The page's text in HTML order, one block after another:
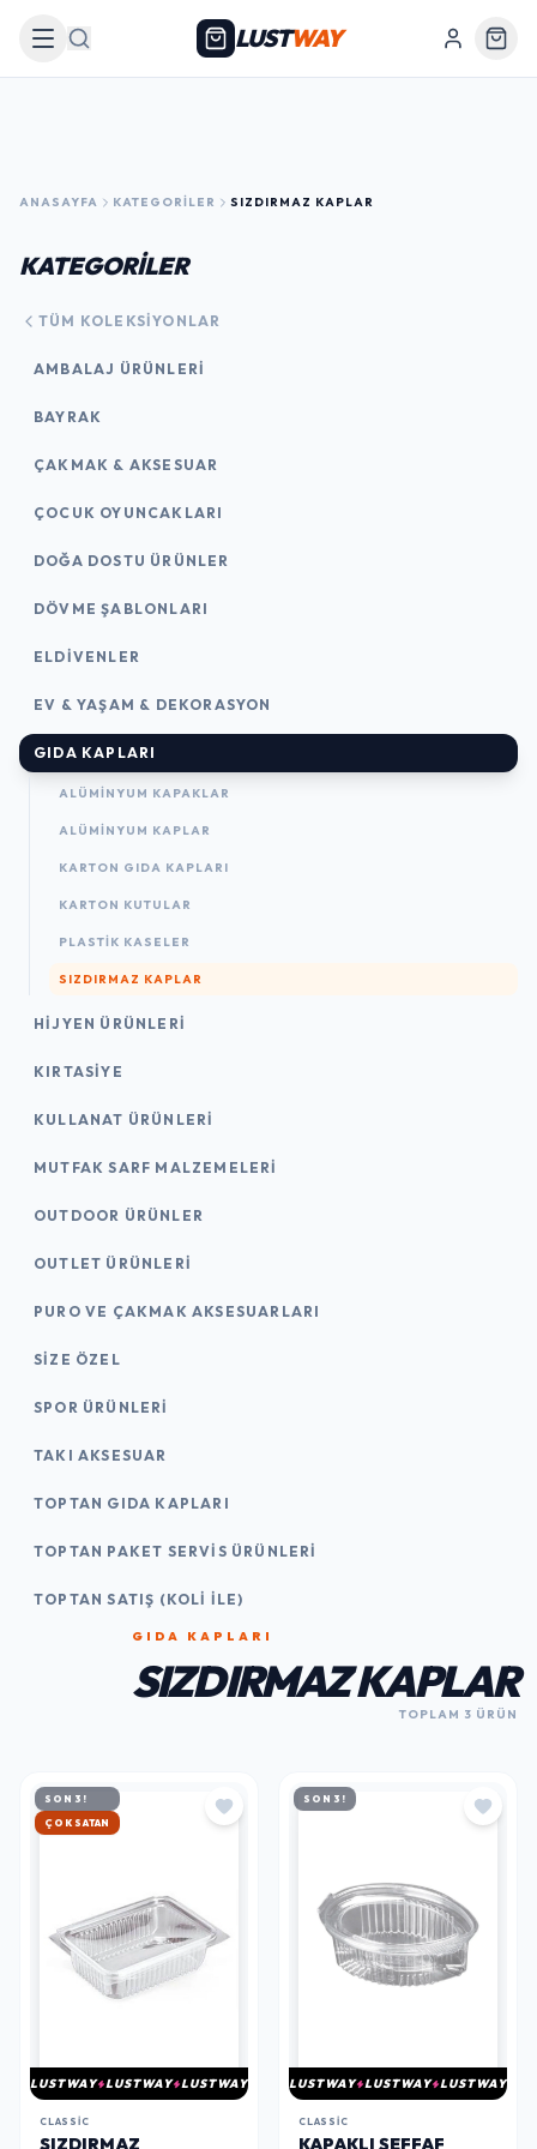
Arama LUSTWAY
ANASAYFA KATEGORILER SIZDIRMAZ KAPLAR
KATEGORİLER
TÜM KOLEKSIYONLAR
AMBALAJ ÜRÜNLERI
BAYRAK
ÇAKMAK & AKSESUAR
ÇOCUK OYUNCAKLARI
DOĞA DOSTU ÜRÜNLER
DÖVME ŞABLONLARI
ELDIVENLER
EV & YAŞAM & DEKORASYON
GIDA KAPLARI
ALÜMINYUM KAPAKLAR
ALÜMINYUM KAPLAR
KARTON GIDA KAPLARI
KARTON KUTULAR
PLASTIK KASELER
SIZDIRMAZ KAPLAR
HIJYEN ÜRÜNLERI
KIRTASİYE
KULLANAT ÜRÜNLERI
MUTFAK SARF MALZEMELERI
OUTDOOR ÜRÜNLER
OUTLET ÜRÜNLERI
PURO VE ÇAKMAK AKSESUARLARI
SIZE ÖZEL
SPOR ÜRÜNLERI
TAKI AKSESUAR
TOPTAN GIDA KAPLARI
TOPTAN PAKET SERVIS ÜRÜNLERI
TOPTAN SATIŞ (KOLI İLE)
GIDA KAPLARI
SIZDIRMAZ KAPLAR
TOPLAM 3 ÜRÜN
SON 3!
ÇOK SATAN
LUSTWAY LUSTWAY LUSTWAY
CLASSIC
SIZDIRMAZ
SON 3!
LUSTWAY LUSTWAY LUSTWAY
CLASSIC
KAPAKLI ŞEFFAF